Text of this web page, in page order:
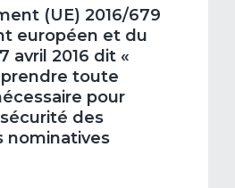
(UE) 2016/679
européen et du
avril 2016 dit «
prendre toute
pour
des
nominatives